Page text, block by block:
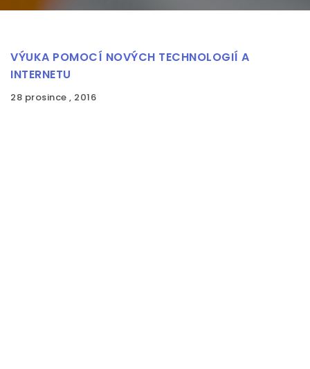
VÝUKA POMOCÍ NOVÝCH TECHNOLOGIÍ A
INTERNETU
28 prosince , 2016